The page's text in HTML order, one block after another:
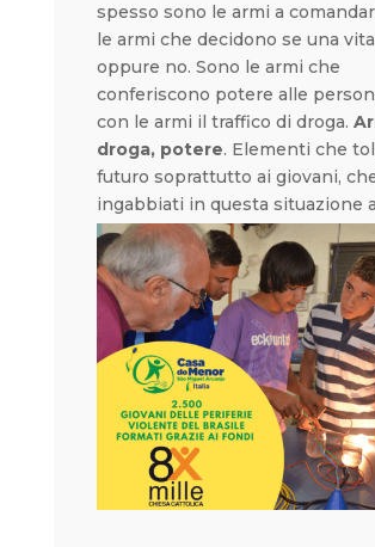
spesso sono le armi a
le armi che decidono se una
oppure no. Sono le armi che
conferiscono potere alle
con le armi il traffico di droga.
droga, potere. Elementi che
futuro soprattutto ai giovani,
ingabbiati in questa situazione